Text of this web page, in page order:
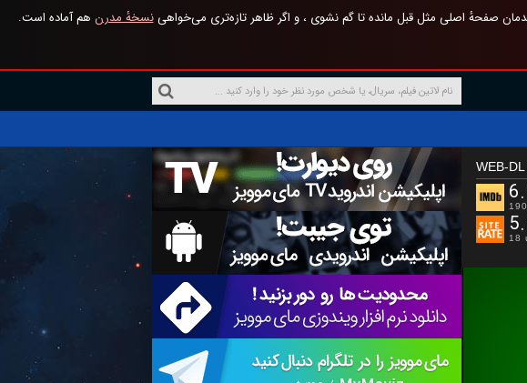
صفحهٔ اصلی مثل قبل مانده تا گم نشوی ، و اگر ظاهر تازه‌تری می‌خواهینسخهٔ مدرن هم آماده است.
WEB-
18